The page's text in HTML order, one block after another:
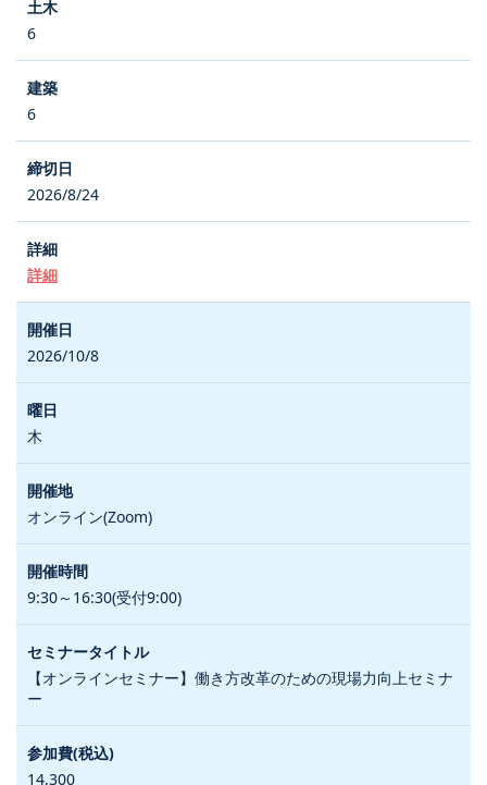
6
6
2026/8/24
詳細
2026/10/8
木
オンライン(Zoom)
9:30～16:30(受付9:00)
【オンラインセミナー】働き方改革のための現場力向上セミナ
ー
14,300